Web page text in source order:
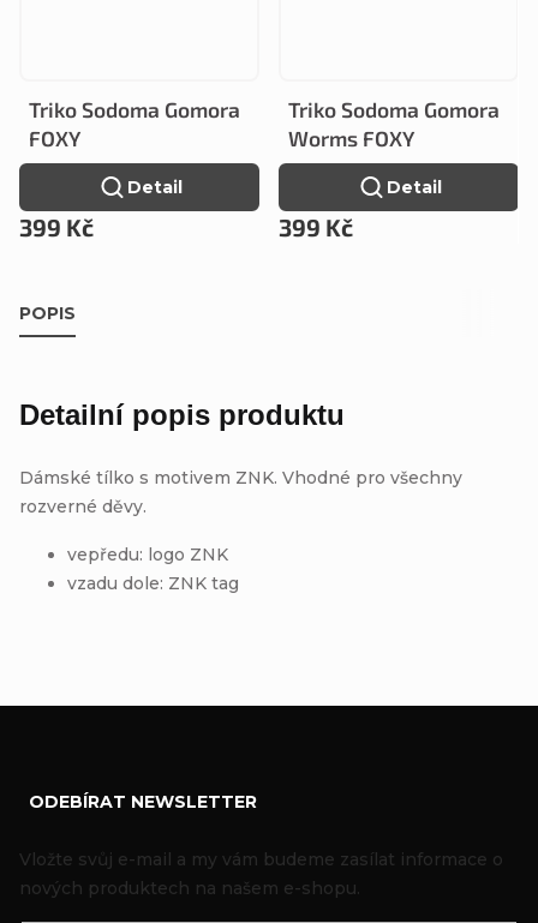
Triko Sodoma Gomora
FOXY
399 Kč
Detail
Triko Sodoma Gomora
Worms FOXY
399 Kč
Detail
POPIS
Detailní popis produktu
Dámské tílko s motivem ZNK. Vhodné pro všechny
rozverné děvy.
vepředu: logo ZNK
vzadu dole: ZNK tag
ODEBÍRAT NEWSLETTER
Vložte svůj e-mail a my vám budeme zasílat informace o
nových produktech na našem e-shopu.